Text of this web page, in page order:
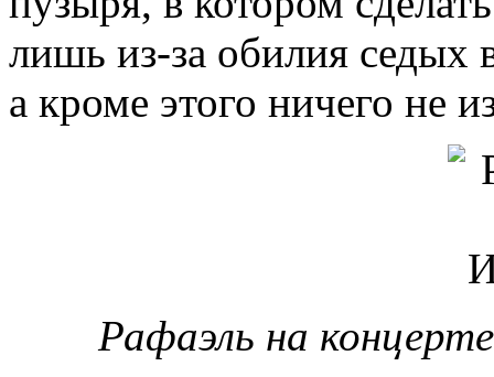
лишь из-за обилия
а кроме этого ничего не
Рафаэль на